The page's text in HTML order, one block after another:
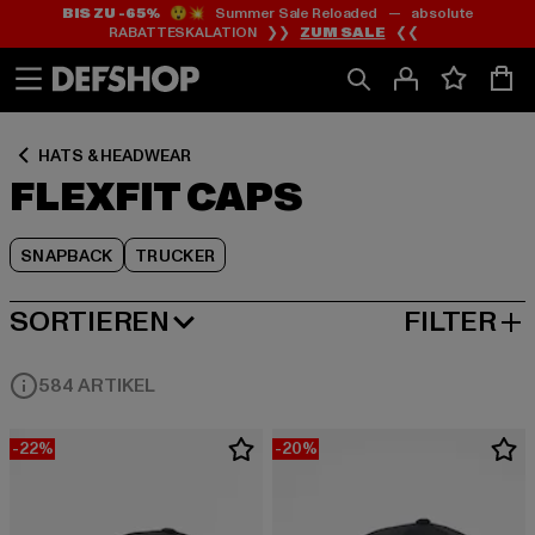
Zum
Inhalt
springen
Zum
Fußzeile
springen
BIS ZU -65%😲💥 Summer Sale Reloaded — absolute
RABATTESKALATION ❯❯ ZUM SALE ❮❮
HATS & HEADWEAR
FLEXFIT CAPS
SNAPBACK TRUCKER
Zum
Produktraster
springen
SORTIEREN
BELIEBTESTE FILTER
584 ARTIKEL
-22% -20%